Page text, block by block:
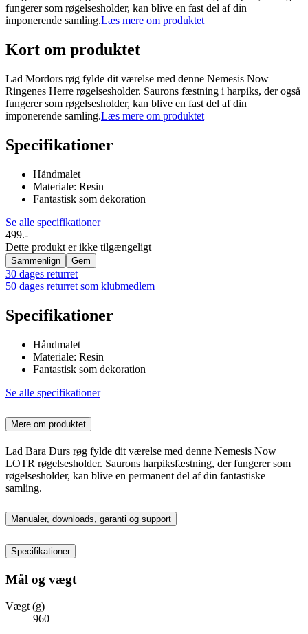
fungerer som røgelsesholder, kan blive en fast del af din
imponerende samling.Læs mere om produktet
Kort om produktet
Lad Mordors røg fylde dit værelse med denne Nemesis Now
Ringenes Herre røgelsesholder. Saurons fæstning i harpiks, der også
fungerer som røgelsesholder, kan blive en fast del af din
imponerende samling.Læs mere om produktet
Specifikationer
Håndmalet
Materiale: Resin
Fantastisk som dekoration
Se alle specifikationer
499.-
Dette produkt er ikke tilgængeligt
Sammenlign Gem
30 dages returret
50 dages returret som klubmedlem
Specifikationer
Håndmalet
Materiale: Resin
Fantastisk som dekoration
Se alle specifikationer
Mere om produktet
Lad Bara Durs røg fylde dit værelse med denne Nemesis Now
LOTR røgelsesholder. Saurons harpiksfæstning, der fungerer som
røgelsesholder, kan blive en permanent del af din fantastiske
samling.
Manualer, downloads, garanti og support
Specifikationer
Mål og vægt
Vægt (g)
960